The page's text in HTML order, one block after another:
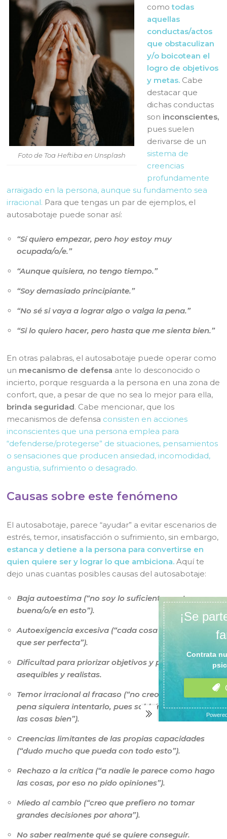
Foto de Toa Heftiba en Unsplash
comotodas
aquellas
conductas/actos
que obstaculizan
y/o boicotean el
logro de objetivos
y metas. Cabe
destacar que
dichas conductas
son inconscientes,
pues suelen
derivarse de un
sistema de
creencias
profundamente
arraigado en la persona, aunque su fundamento sea
irracional. Para que tengas un par de ejemplos, el
autosabotaje puede sonar así:
“Sí quiero empezar, pero hoy estoy muy
ocupada/o/e.”
“Aunque quisiera, no tengo tiempo.”
“Soy demasiado principiante.”
“No sé si vaya a lograr algo o valga la pena.”
“Si lo quiero hacer, pero hasta que me sienta bien.”
En otras palabras, el autosabotaje puede operar como
un mecanismo de defensa ante lo desconocido o
incierto, porque resguarda a la persona en una zona de
confort, que, a pesar de que no sea lo mejor para ella,
brinda seguridad. Cabe mencionar, que los
mecanismos de defensa consisten en acciones
inconscientes que una persona emplea para
“defenderse/protegerse” de situaciones, pensamientos
o sensaciones que producen ansiedad, incomodidad,
angustia, sufrimiento o desagrado.
Causas sobre este fenómeno
El autosabotaje, parece “ayudar” a evitar escenarios de
estrés, temor, insatisfacción o sufrimiento, sin embargo,
estanca y detiene a la persona para convertirse en
quien quiere ser y lograr lo que ambiciona. Aquí te
dejo unas cuantas posibles causas del autosabotaje:
Baja autoestima (“no soy lo suficientemente
buena/o/e en esto”).
Autoexigencia excesiva (“cada cosa que haga tiene
que ser perfecta”).
Dificultad para priorizar objetivos y plantear metas
asequibles y realistas.
Temor irracional al fracaso (“no creo que valga la
pena siquiera intentarlo, pues saldrá mal y no haré
las cosas bien”).
Creencias limitantes de las propias capacidades
(“dudo mucho que pueda con todo esto”).
Rechazo a la crítica (“a nadie le parece como hago
las cosas, por eso no pido opiniones”).
Miedo al cambio (“creo que prefiero no tomar
grandes decisiones por ahora”).
No saber realmente qué se quiere conseguir.